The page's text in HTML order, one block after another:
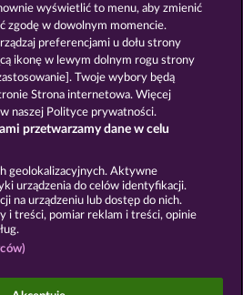
EXPLODIAC RHFP
Polityka prywatności
Firma FAQ Facebook
o wypłatę
mają przeznaczenie czysto
wyświetlić to menu, aby zmienić
zgodę w dowolnym momencie.
preferencjami u dołu strony
ikonę w lewym dolnym rogu strony
Twoje wybory będą
Strona internetowa. Więcej
naszej Polityce prywatności.
przetwarzamy dane w celu
geolokalizacyjnych. Aktywne
urządzenia do celów identyfikacji.
na urządzeniu lub dostęp do nich.
i treści, pomiar reklam i treści, opinie